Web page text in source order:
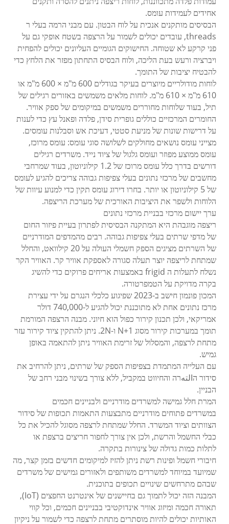
אחידים לעמידות עומס.
הבסיסים מותקנים אנכית על לוח הבטון. עם מבני הרמה בעלי ר
threads, עובדים יכולים לשמור על הרצפה בשטח אופקי גם על
פני קרקע לא שטוחה. החישוקים הגומיים העליונים יכולים להפחית
ויברציה ורעש בעת הליכה, ולוח הבסיס התחתון מפזר את הלחץ כדי
להבטיח יציבות של התומך.
לוחות מודולריים מיוצרים בעיקר בגודלים 600 מ"מ × 600 מ"מ או
610 מ"מ × 610 מ"מ. לוחות מלאים משמשים באזורים רגילים של
תיל, בעוד שלוחות מחוררים משמשים במיקומים של ספק אוויר.
החומרים המרכזיים כוללים גופרית סידן, פלדה ופאנל עץ כדי לענות
על דרישות שונות של מניעת סטטי, דעיכת אש וסבלנות עומסים.
מצייני עומס נושאים מחולקים לשלושה סוגי עומס: עומס מרוכז,
עומס ממוצע מפוזר ועומס גלגול של ציוד נייד. משרדים רגילים
דורשים בדרך כלל עומס מרוכז של 1.2 קילוניוטון, בעוד שמרחבי
מחשבים של מרכזי נתונים בעלי צפיפות גבוהה צריכים להגיע לעומס
של 5 קילוניוטון או יותר. בחרו דירוג עומס תקין כדי למנוע עיוות של
הלוחות ולשפר את היציבות האורכית של מערכת הריצפה.
ערך יישום מרכזי בבניית מרכזי נתונים
ריצפה מוגבהת היא המתקנה הבסיסית לפתרון בעיית פיזור החום
של מדפי שרתים בעלי צפיפות גבוהה. רבים מהמדפים המודרניים
של השרתים מציגים הספק חשמלי העולה על 20 קילוואט, והחלל
שמתחת לריצפה יוצר תעלה סגורה לאספקת אוויר קר. האוויר הקר
נשלח לתעלות ה frigid באמצעות אריחים פרוקים כדי להשיג
בקרה מדויקת על הטמפרטורה.
המכון פונמון חישב ב-2023 שפיגוע כלכלי הנגרם על ידי עצירת
מרכז נתונים אחת לא מתוכננת יכול להגיע ל-740,000 דולר
אמריקאי, ולכן תכנון קירור כפול הוא חיוני. מבנה הרצפה המורמת
תומך במערכות קירור מסוג N+1 ו-2N. ניתן להתקין ציוד קירור עזר
מתחת לרצפה, והמסלול של זרימת האוויר ניתן להתאמה באופן
גמיש.
עם העלייה המתמדת בצפיפות הספק של שרתים, ניתן להרחיב את
סידור הالتهרה והחיווט במקביל, ללא צורך בשינוי מבני רחב של
הבניין.
המרת חלל גמישה למשרדים מודרניים ולבניינים חכמים
במשרדים פתוחים מודרניים מתבצעות התאמות תכופות של סידור
הצוותים וציוד המשרד. החלל שמתחת לרצפה מסוגל להכיל את כל
כבלי החשמל והרשת, ולכן אין צורך לחפור חריצים ברצפת או
לתלות כמות גדולה של צינורות בתקרה.
חיבורי חשמל ופינות רשת ניתן להזיז למיקומים חדשים בזמן קצר, מה
שמיועד במיוחד למשרדים משותפים ולאזורים גמישים של משרדים
שבהם מתרחשים שינויים תכופים בתוכנית.
המבנה הזה יכול לתמוך גם בחיישנים של אינטרנט החפצים (IoT),
תאורה חכמה ומיזוג אוויר אינדוקטיבי בבניינים חכמים, וכל קווי
האותיות יכולים להיות מוסתרים מתחת לרצפה כדי לשמור על ניקיון